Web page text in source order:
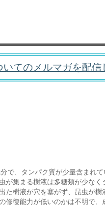
てのメルマガを配信
で、タンパク質が少量含まれ
が集まる樹液は多糖類が少なく
た樹液が穴を塞がず、昆虫が樹
修復能力が低いのかは不明で、